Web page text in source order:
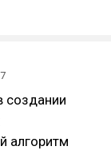
создании
алгоритм